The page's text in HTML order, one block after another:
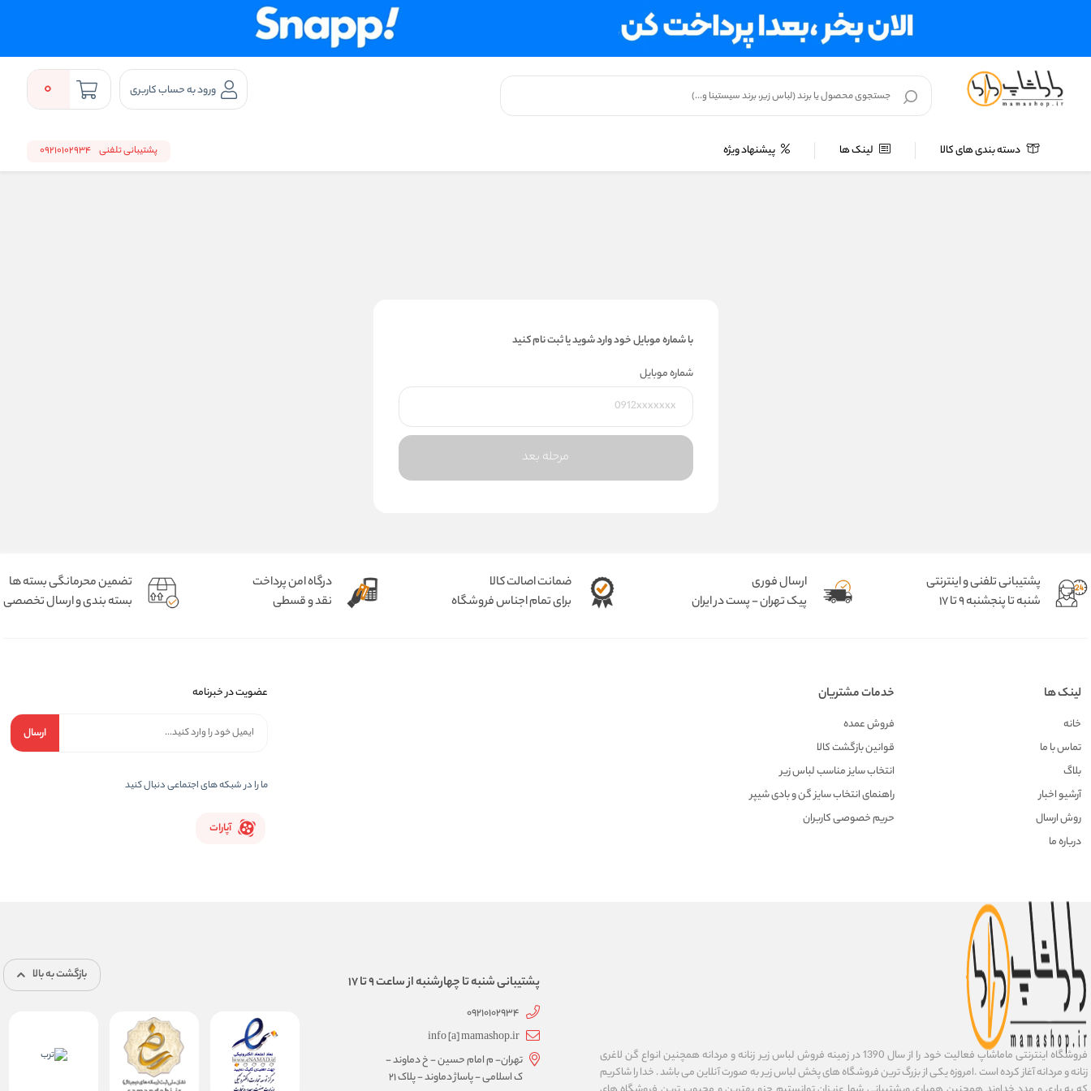
ورود به حساب کاربری 0
دسته بندی های کالا لینک ها پیشنهاد ویژه پشتیبانی تلفنی 09210102934
با شماره موبایل خود وارد شوید یا ثبت نام کنید
شماره موبایل
مرحله بعد
پشتیبانی تلفنی و اینترنتی
شنبه تا پنجشنبه 9 تا 17
ارسال فوری
پیک تهران - پست در ایران
ضمانت اصالت کالا
برای تمام اجناس فروشگاه
درگاه امن پرداخت
نقد و قسطی
تضمین محرمانگی بسته ها
بسته بندی و ارسال تخصصی
لینک ها
خانه
تماس با ما
بلاگ
آرشیو اخبار
روش ارسال
درباره ما
خدمات مشتریان
فروش عمده
قوانین بازگشت کالا
انتخاب سایز مناسب لباس زیر
راهنمای انتخاب سایز گن و بادی شیپر
حریم خصوصی کاربران
عضویت در خبرنامه
ارسال
ما را در شبکه های اجتماعی دنبال کنید
آپارات
فروشگاه اینترنتی ماماشاپ فعالیت خود را از سال 1390 در زمینه فروش لباس زیر زنانه و مردانه همچنین انواع گن لاغری
زنانه و مردانه آغاز کرده است .امروزه یکی از بزرگ ترین فروشگاه های پخش لباس زیر به صورت آنلاین می باشد . خدا را شاکریم
پشتیبانی شنبه تا چهارشنبه از ساعت 9 تا 17
09210102934
info [a] mamashop.ir
تهران- م امام حسین - خ دماوند -
ک اسلامی - پاساژ دماوند - پلاک 21
بازگشت به بالا